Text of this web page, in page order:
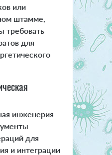
или
штамме,
требовать
для
инженерия
для
и интеграции